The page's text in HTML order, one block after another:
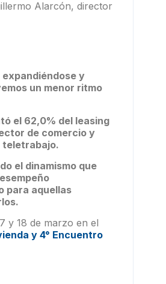
Alarcón, director
y
un menor ritmo
el 62,0% del leasing
de comercio y
teletrabajo.
el dinamismo que
para aquellas
y 18 de marzo en el
y 4° Encuentro